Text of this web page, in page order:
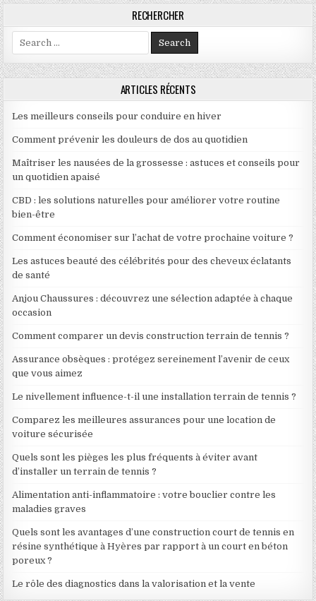
RECHERCHER
Search for:
ARTICLES RÉCENTS
Les meilleurs conseils pour conduire en hiver
Comment prévenir les douleurs de dos au quotidien
Maîtriser les nausées de la grossesse : astuces et conseils pour
un quotidien apaisé
CBD : les solutions naturelles pour améliorer votre routine
bien-être
Comment économiser sur l’achat de votre prochaine voiture ?
Les astuces beauté des célébrités pour des cheveux éclatants
de santé
Anjou Chaussures : découvrez une sélection adaptée à chaque
occasion
Comment comparer un devis construction terrain de tennis ?
Assurance obsèques : protégez sereinement l’avenir de ceux
que vous aimez
Le nivellement influence-t-il une installation terrain de tennis ?
Comparez les meilleures assurances pour une location de
voiture sécurisée
Quels sont les pièges les plus fréquents à éviter avant
d’installer un terrain de tennis ?
Alimentation anti-inflammatoire : votre bouclier contre les
maladies graves
Quels sont les avantages d’une construction court de tennis en
résine synthétique à Hyères par rapport à un court en béton
poreux ?
Le rôle des diagnostics dans la valorisation et la vente